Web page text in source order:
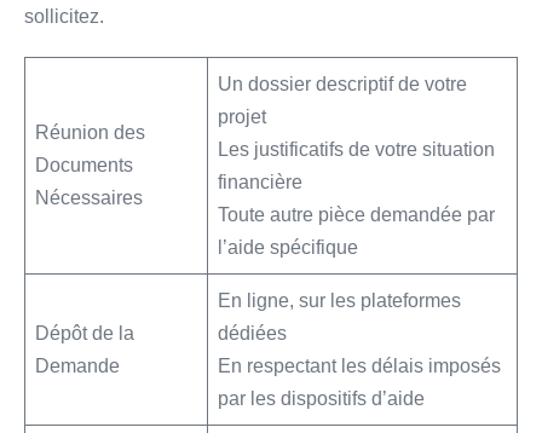
sollicitez.
Réunion des
Documents
Nécessaires
Un dossier descriptif de votre
projet
Les justificatifs de votre situation
financière
Toute autre pièce demandée par
l’aide spécifique
Dépôt de la
Demande
En ligne, sur les plateformes
dédiées
En respectant les délais imposés
par les dispositifs d’aide